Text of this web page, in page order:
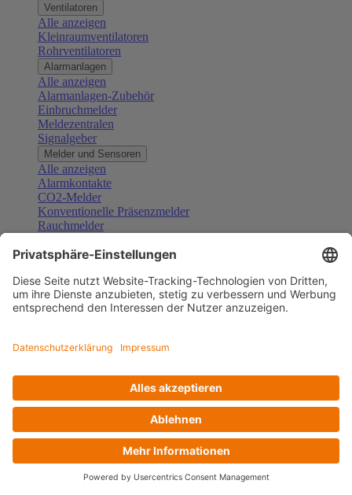
Ventilatoren
Alle anzeigen
Kleinraumventilatoren
Rohrventilatoren
Alarmanlagen
Alle anzeigen
Alarmanlagen-Zubehör
Einbruchmelder
Meldezentralen
Signalgeber
Melder und Sensoren
Alle anzeigen
Alarmkontakte
CO2-Melder
Konventionelle Präsenzmelder
Rauchmelder
Gefahrenmelder
Türsprechanlagen
Alle anzeigen
Außenstationen
Klingeltaster und Gongs
Sprechanlagen-Sets
Zubehör Türkommunikation
Videoüberwachung
Zubehör Videoüberwachung
Alle anzeigen